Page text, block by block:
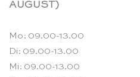
AUGUST)
Mo: 09.00-13.00
Di: 09.00-13.00
Mi: 09.00-13.00